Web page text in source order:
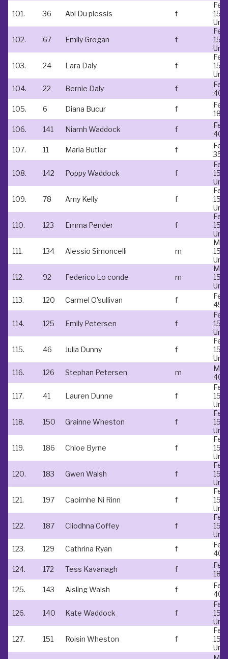
101. 36 Abi Du plessis f
15 &
102.
67 Emily Grogan f
15 &
103.
24 Lara Daly f
15 &
104.
22 Bernie Daly f
40-
105.
6 Diana Bucur f
18-
106.
141 Niamh Waddock f
40-
107.
11 Maria Butler f
35-
108. 142 Poppy Waddock f
15 &
109.
78 Amy Kelly f
15 &
110.
123 Emma Pender f
15 &
111.
134 Alessio Simoncelli m
15 &
112.
92 Federico Lo conde m
15 &
113.
120 Carmel O'sullivan f
45-
114. 125 Emily Petersen f
15 &
115.
46 Julia Dunny f
15 &
116.
126 Stephan Petersen m
40-
117. 41 Lauren Dunne f
15 &
118.
150 Grainne Wheston f
15 &
119.
186 Chloe Byrne f
15 &
120.
183 Gwen Walsh f
15 &
121.
197 Caoimhe Ni Rinn f
15 &
122.
187 Cliodhna Coffey f
15 &
123.
129 Cathrina Ryan f
40-
124.
172 Tess Kavanagh f
18-
125.
143 Aisling Walsh f
40-
126. 140 Kate Waddock f
15 &
127.
151 Roisin Wheston f
15 &